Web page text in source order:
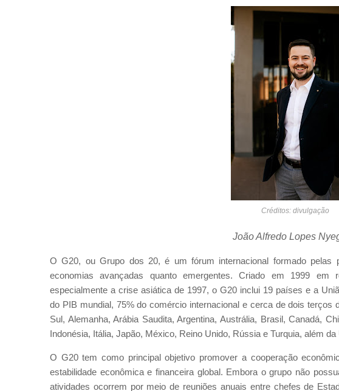
Créditos: divulgação
João Alfredo Lopes
O G20, ou Grupo dos 20, é um fórum internacional formado pelas
economias avançadas quanto emergentes. Criado em 1999
especialmente a crise asiática de 1997, o G20 inclui 19 países e a
do PIB mundial, 75% do comércio internacional e cerca de dois terços
Sul, Alemanha, Arábia Saudita, Argentina, Austrália, Brasil, Canadá,
Indonésia, Itália, Japão, México, Reino Unido, Rússia e Turquia, além da
O G20 tem como principal objetivo promover a cooperação
estabilidade econômica e financeira global. Embora o grupo não
atividades ocorrem por meio de reuniões anuais entre chefes de